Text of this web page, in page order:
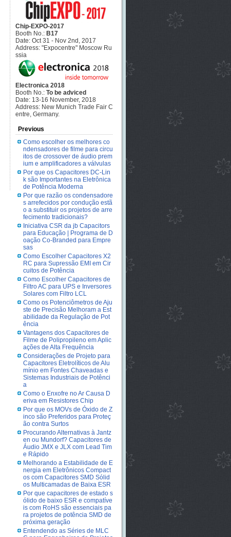
Chip-EXPO-2017
Booth No.: B17
Date: Oct 31 - Nov 2nd, 2017
Address: "Expocentre" Moscow Ru
ssia
Electronica 2018
Booth No.: To be adviced
Date: 13-16 November, 2018
Address: New Munich Trade Fair C
entre, Germany.
Previous
Como escolher os melhores co
ndensadores de filme para circu
itos de crossover de áudio prem
ium e amplificadores a válvulas
Por que os Capacitores DC-Lin
k são Importantes na Eletrônica
de Potência Moderna
Por que razão os condensadore
s arrefecidos por condução estã
o a substituir os projetos de arre
fecimento tradicionais?
Iniciativa CSR da jb Capacitors
para Educação | Programa de D
oação Co-Branded para Empre
sas
Como Escolher Capacitores X2
RC para Supressão EMI em Cir
cuitos de Potência
Como Escolher Capacitores de
Filtro AC para UPS e Inversores
Solares com Filtro LCL
Como os Potenciômetros de Aju
ste de Precisão Melhoram a Est
abilidade da Regulação de Pot
ência
Vantagens dos Capacitores de
Filme de Polipropileno em Aplic
ações de Alta Frequência
Considerações de Projeto para
Capacitores Eletrolíticos de Alu
mínio em Fontes Chaveadas e
Sistemas Industriais de Potênci
a
Como o Enxofre no Ar Causa D
eriva em Resistores Chip
Por que os MOVs de Óxido de Z
inco são Preferidos para Proteç
ão contra Surtos
Procurando Alternativas à Jantz
en ou Mundorf? Capacitores de
Áudio JMX e JLX com Lead Tim
e Rápido
Melhorando a Estabilidade de E
nergia em Eletrônicos Compact
os com Capacitores SMD Sólid
os Multicamadas de Baixa ESR
Por que capacitores de estado s
ólido de baixo ESR e compatíve
is com RoHS são essenciais pa
ra projetos de potência SMD de
próxima geração
Entendendo as Séries de MLC